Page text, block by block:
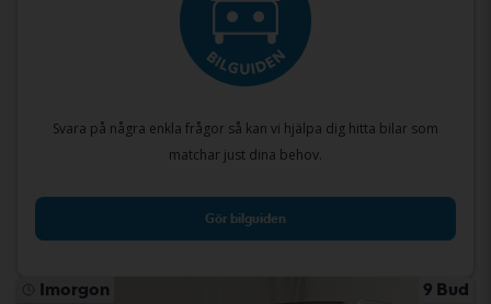
Svara på några enkla frågor så kan vi hjälpa dig hitta bilar som
matchar just dina behov.
Gör bilguiden
Imorgon 9 Bud